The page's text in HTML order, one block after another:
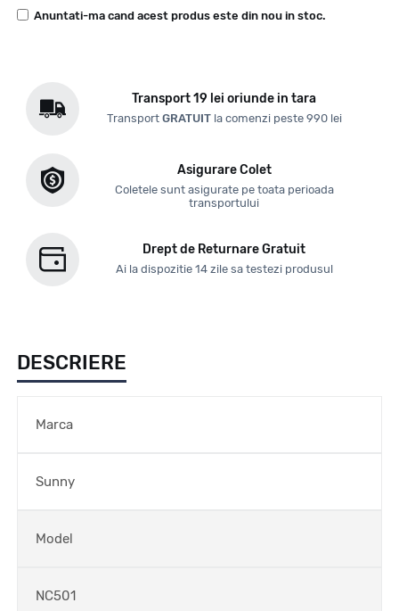
Anuntati-ma cand acest produs este din nou in stoc.
Transport 19 lei oriunde in tara
Transport GRATUITla comenzi peste 990 lei
Asigurare Colet
Coletele sunt asigurate pe toata perioada
transportului
Drept de Returnare Gratuit
Ai la dispozitie 14 zile sa testezi produsul
DESCRIERE
Marca
Sunny
Model
NC501